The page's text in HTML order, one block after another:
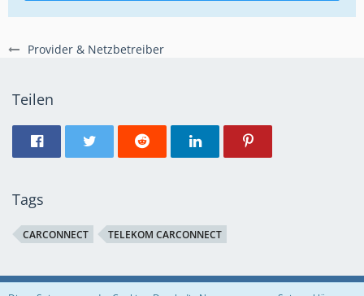
Provider & Netzbetreiber
Teilen
Tags
CARCONNECT TELEKOM CARCONNECT
Regeln Datenschutzerklärung Impressum